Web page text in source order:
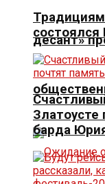
десант»
состоялся
Златоусте
барда